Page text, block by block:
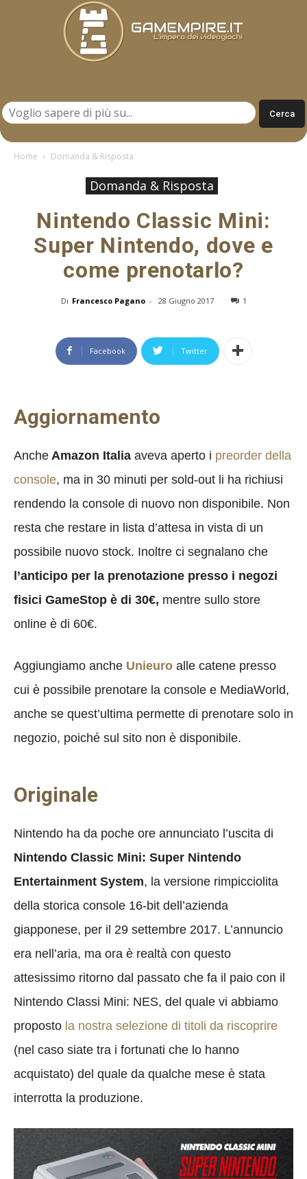
Home Domanda & Risposta
Domanda & Risposta
Nintendo Classic Mini:
Super Nintendo, dove e
come prenotarlo?
Di Francesco Pagano - 28 Giugno 2017 1
Facebook Twitter
Aggiornamento
Anche Amazon Italia aveva aperto i preorder della
console, ma in 30 minuti per sold-out li ha richiusi
rendendo la console di nuovo non disponibile. Non
resta che restare in lista d’attesa in vista di un
possibile nuovo stock. Inoltre ci segnalano che
l’anticipo per la prenotazione presso i negozi
fisici GameStop è di 30€, mentre sullo store
online è di 60€.
Aggiungiamo anche Unieuro alle catene presso
cui è possibile prenotare la console e MediaWorld,
anche se quest’ultima permette di prenotare solo in
negozio, poiché sul sito non è disponibile.
Originale
Nintendo ha da poche ore annunciato l’uscita di
Nintendo Classic Mini: Super Nintendo
Entertainment System, la versione rimpicciolita
della storica console 16-bit dell’azienda
giapponese, per il 29 settembre 2017. L’annuncio
era nell’aria, ma ora è realtà con questo
attesissimo ritorno dal passato che fa il paio con il
Nintendo Classi Mini: NES, del quale vi abbiamo
proposto la nostra selezione di titoli da riscoprire
(nel caso siate tra i fortunati che lo hanno
acquistato) del quale da qualche mese è stata
interrotta la produzione.